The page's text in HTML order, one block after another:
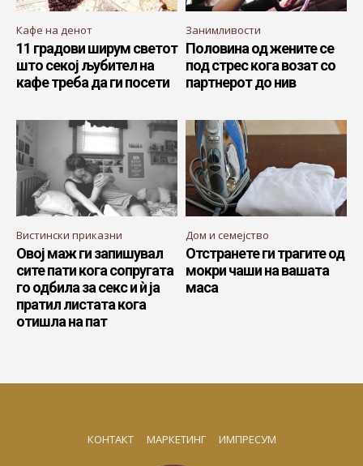
Кафе на денот
11 градови ширум светот
што секој љубител на
кафе треба да ги посети
Занимливости
Половина од жените се
под стрес кога возат со
партнерот до нив
Вистински приказни
Овој маж ги запишувал
сите пати кога сопругата
го одбила за секс и ѝ ја
пратил листата кога
отишла на пат
Дом и семејство
Отстранете ги трагите од
мокри чаши на вашата
маса
КОНТАКТ МАРКЕТИНГ ИМПРЕСУМ